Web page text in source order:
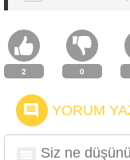
2 0
YORUM